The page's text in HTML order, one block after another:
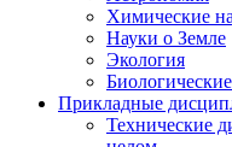
Химические
Науки о Земле
Экология
Прикладные
Технические